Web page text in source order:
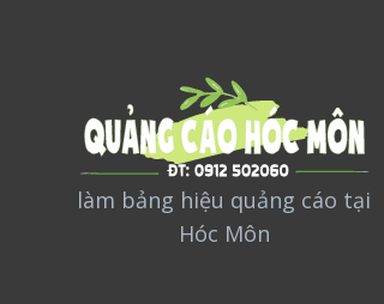
làm bảng hiệu quảng cáo tại
Hóc Môn